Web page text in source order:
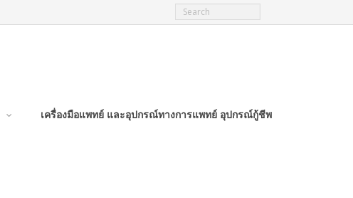
เครื่องมือแพทย์ และอุปกรณ์ทางการแพทย์ อุปกรณ์กู้ชีพ